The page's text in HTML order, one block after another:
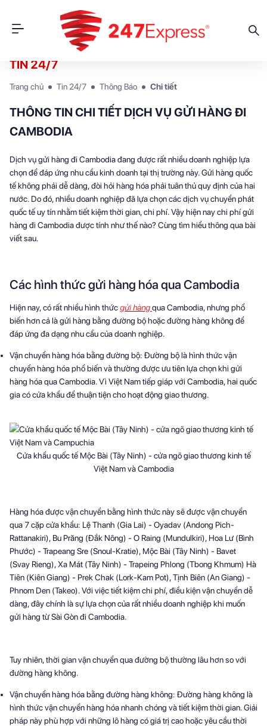
TIN 24/7
Trang chủ Tin 24/7 Thông Báo Chi tiết
THÔNG TIN CHI TIẾT DỊCH VỤ GỬI HÀNG ĐI
CAMBODIA
Dịch vụ gửi hàng đi Cambodia đang được rất nhiều doanh nghiệp lựa
chọn để đáp ứng nhu cầu kinh doanh tại thị trường này. Gửi hàng quốc
tế không phải dễ dàng, đòi hỏi hàng hóa phải tuân thủ quy định của hai
nước. Do đó, nhiều doanh nghiệp đã lựa chọn các dịch vụ chuyển phát
quốc tế uy tín nhằm tiết kiệm thời gian, chi phí. Vậy hiện nay chi phí gửi
hàng đi Cambodia được tính như thế nào? Cùng tìm hiểu thông qua bài
viết sau.
Các hình thức gửi hàng hóa qua Cambodia
Hiện nay, có rất nhiều hình thứcgửi hàngqua Cambodia, nhưng phổ
biến hơn cả là gửi hàng bằng đường bộ hoặc đường hàng không để
đáp ứng đa dạng nhu cầu của doanh nghiệp.
Vận chuyển hàng hóa bằng đường bộ: Đường bộ là hình thức vận
chuyển hàng hóa phổ biến và thường được ưu tiên lựa chọn khi gửi
hàng hóa qua Cambodia. Vì Việt Nam tiếp giáp với Cambodia, hai quốc
gia có cửa khẩu để thuận tiện cho hoạt động giao thương.
Cửa khẩu quốc tế Mộc Bài (Tây Ninh) - cửa ngõ giao thương kinh tế
Việt Nam và Cambodia
Hàng hóa được vận chuyển bằng hình thức này sẽ được vận chuyển
qua 7 cặp cửa khẩu: Lệ Thanh (Gia Lai) - Oyadav (Andong Pich-
Rattanakiri), Bu Prăng (Đắk Nông) - O Raing (Mundulkiri), Hoa Lư (Bình
Phước) - Trapeang Sre (Snoul-Kratie), Mộc Bài (Tây Ninh) - Bavet
(Svay Rieng), Xa Mát (Tây Ninh) - Trapeing Phlong (Tbong Khmum) Hà
Tiên (Kiên Giang) - Prek Chak (Lork-Kam Pot), Tịnh Biên (An Giang) -
Phnom Den (Takeo). Với việc tiết kiệm chi phí, điều kiện vận chuyển dễ
dàng, đây chính là sự lựa chọn của rất nhiều doanh nghiệp khi muốn
gửi hàng từ Sài Gòn đi Cambodia.
Tuy nhiên, thời gian vận chuyển qua đường bộ thường lâu hơn so với
đường hàng không.
Vận chuyển hàng hóa bằng đường hàng không: Đường hàng không là
hình thức vận chuyển hàng hóa nhanh chóng và tiết kiệm thời gian. Giải
pháp này phù hợp với những lô hàng có giá trị cao hoặc yêu cầu thời